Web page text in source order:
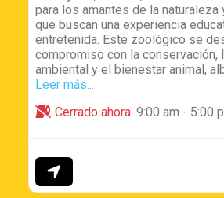
para los amantes de la
que buscan una experiencia
entretenida. Este zoológico se
compromiso con la conservación,
ambiental y el bienestar animal,
Leer más...
Cerrado ahora: 9:00 am - 5:00